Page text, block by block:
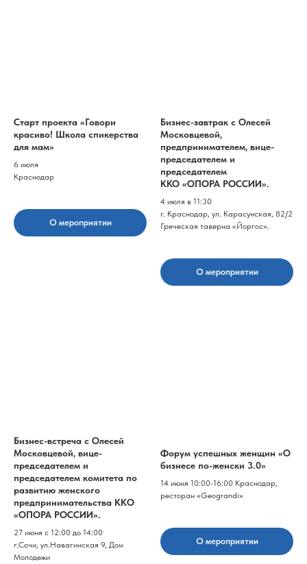
Старт проекта «Говори
красиво! Школа спикерства
для мам»
6 июля
Краснодар
О мероприятии
Бизнес-завтрак с Олесей
Московцевой,
предпринимателем, вице-
председателем и
председателем
ККО «ОПОРА РОССИИ».
4 июля в 11:30
г. Краснодар, ул. Карасунская, 82/2
Греческая таверна «Йоргос».
О мероприятии
Бизнес-встреча с Олесей
Московцевой, вице-
председателем и
председателем комитета по
развитию женского
предпринимательства KKО
«ОПОРА РОССИИ».
27 июня с 12:00 до 14:00
г.Сочи, ул.Навагинская 9, Дом
Молодежи
Форум успешных женщин «О
бизнесе по-женски 3.0»
14 июня 10:00-16:00 Краснодар,
ресторан «Geograndi»
О мероприятии